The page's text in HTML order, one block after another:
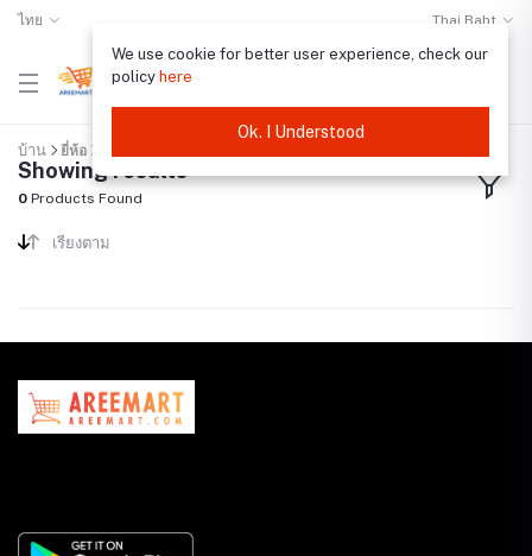
ไทย Thai Baht
บ้าน ยี่ห้อ
Showing results
0 Products Found
เรียงตาม
We use cookie for better user experience, check our
policy here
Ok. I Understood